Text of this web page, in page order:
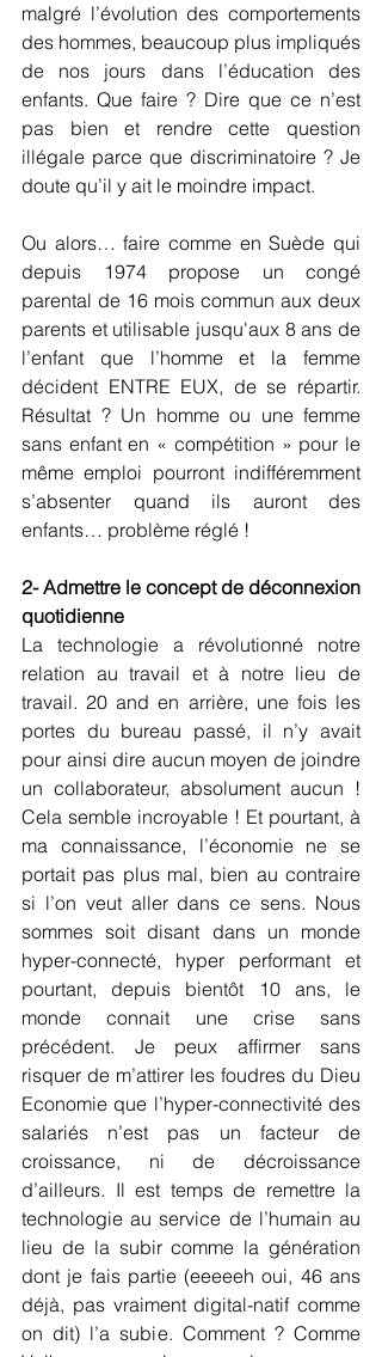
malgré l’évolution des comportements
des hommes, beaucoup plus impliqués
de nos jours dans l’éducation des
enfants. Que faire ? Dire que ce n’est
pas bien et rendre cette question
illégale parce que discriminatoire ? Je
doute qu’il y ait le moindre impact.
Ou alors… faire comme en Suède qui
depuis 1974 propose un congé
parental de 16 mois commun aux deux
parents et utilisable jusqu'aux 8 ans de
l’enfant que l’homme et la femme
décident ENTRE EUX, de se répartir.
Résultat ? Un homme ou une femme
sans enfant en « compétition » pour le
même emploi pourront indifféremment
s’absenter quand ils auront des
enfants… problème réglé !
2- Admettre le concept de déconnexion
quotidienne
La technologie a révolutionné notre
relation au travail et à notre lieu de
travail. 20 and en arrière, une fois les
portes du bureau passé, il n’y avait
pour ainsi dire aucun moyen de joindre
un collaborateur, absolument aucun !
Cela semble incroyable ! Et pourtant, à
ma connaissance, l’économie ne se
portait pas plus mal, bien au contraire
si l’on veut aller dans ce sens. Nous
sommes soit disant dans un monde
hyper-connecté, hyper performant et
pourtant, depuis bientôt 10 ans, le
monde connait une crise sans
précédent. Je peux affirmer sans
risquer de m’attirer les foudres du Dieu
Economie que l’hyper-connectivité des
salariés n’est pas un facteur de
croissance, ni de décroissance
d’ailleurs. Il est temps de remettre la
technologie au service de l’humain au
lieu de la subir comme la génération
dont je fais partie (eeeeeh oui, 46 ans
déjà, pas vraiment digital-natif comme
on dit) l’a subie. Comment ? Comme